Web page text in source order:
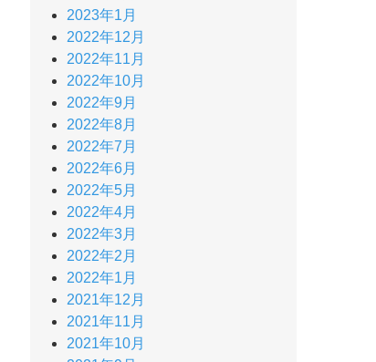
2023年1月
2022年12月
2022年11月
2022年10月
2022年9月
2022年8月
2022年7月
2022年6月
2022年5月
2022年4月
2022年3月
2022年2月
2022年1月
2021年12月
2021年11月
2021年10月